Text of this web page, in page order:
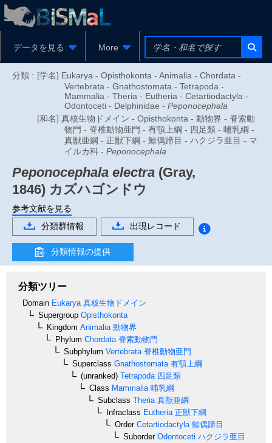
データを見る More
分類 : [学名] Eukarya - Opisthokonta - Animalia - Chordata -
Vertebrata - Gnathostomata - Tetrapoda -
Mammalia - Theria - Eutheria - Cetartiodactyla -
Odontoceti - Delphinidae - Peponocephala
[和名] 真核生物ドメイン - Opisthokonta - 動物界 - 脊索動
物門 - 脊椎動物亜門 - 有顎上綱 - 四足類 - 哺乳綱 -
真獣亜綱 - 正獣下綱 - 鯨偶蹄目 - ハクジラ亜目 - マ
イルカ科 - Peponocephala
Peponocephala electra (Gray,
1846) カズハゴンドウ
参考文献を見る
分類群情報
出現レコード
分類情報の提供
分類ツリー
Domain Eukarya 真核生物ドメイン
Supergroup Opisthokonta
Kingdom Animalia 動物界
Phylum Chordata 脊索動物門
Subphylum Vertebrata 脊椎動物亜門
Superclass Gnathostomata 有顎上綱
(unranked) Tetrapoda 四足類
Class Mammalia 哺乳綱
Subclass Theria 真獣亜綱
Infraclass Eutheria 正獣下綱
OrderCetartiodactyla 鯨偶蹄目
SuborderOdontoceti ハクジラ亜目